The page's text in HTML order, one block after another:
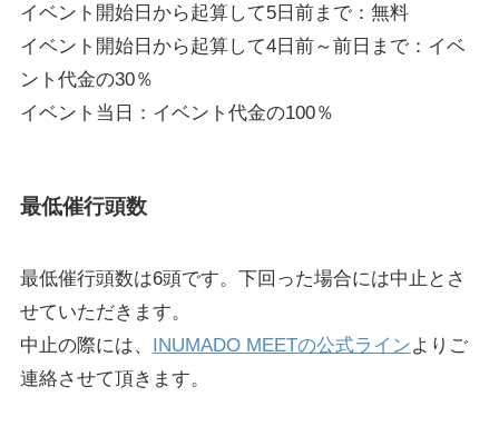
イベント開始日から起算して5日前まで：無料
イベント開始日から起算して4日前～前日まで：イベ
ント代金の30％
イベント当日：イベント代金の100％
最低催行頭数
最低催行頭数は6頭です。下回った場合には中止とさ
せていただきます。
中止の際には、
INUMADO MEETの公式ラインよりご
連絡させて頂きます。